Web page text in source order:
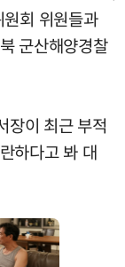
회 위원들과
군산해양경찰
장이 최근 부적
하다고 봐 대